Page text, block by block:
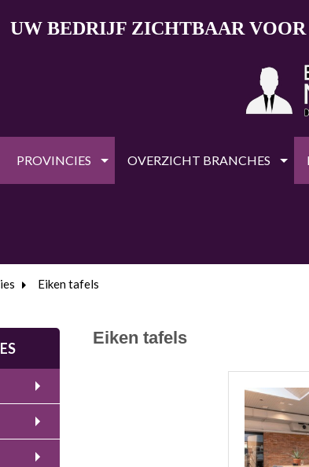
UW BEDRIJF ZICHTBAAR
PROVINCIES OVERZICHT BRANCHES
Eiken tafels
Eiken tafels